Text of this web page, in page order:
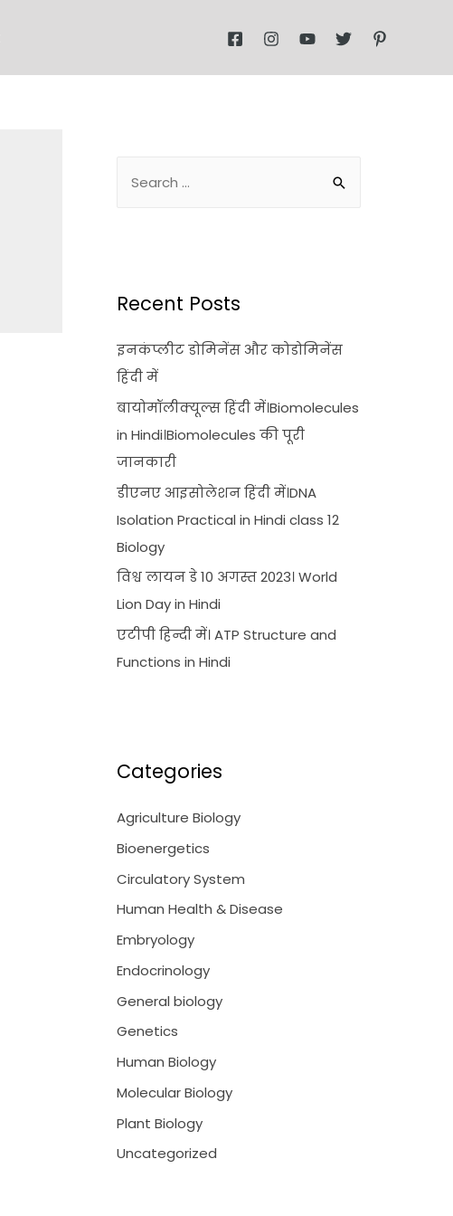
Recent Posts
इनकंप्लीट डोमिनेंस और कोडोमिनेंस
हिंदी में
बायोमॉलीक्यूल्स हिंदी में।Biomolecules
in Hindi।Biomolecules की पूरी
जानकारी
डीएनए आइसोलेशन हिंदी में।DNA
Isolation Practical in Hindi class 12
Biology
विश्व लायन डे 10 अगस्त 2023। World
Lion Day in Hindi
एटीपी हिन्दी में। ATP Structure and
Functions in Hindi
Categories
Agriculture Biology
Bioenergetics
Circulatory System
Human Health & Disease
Embryology
Endocrinology
General biology
Genetics
Human Biology
Molecular Biology
Plant Biology
Uncategorized